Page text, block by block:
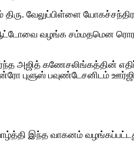
வேலுப்பிள்ளை
ஆட்டோவை வழங்க சம்மதமென
அஜித் கணேசலிங்கத்தின்
பவுண்டேசனிடம்
இந்த வாகனம்